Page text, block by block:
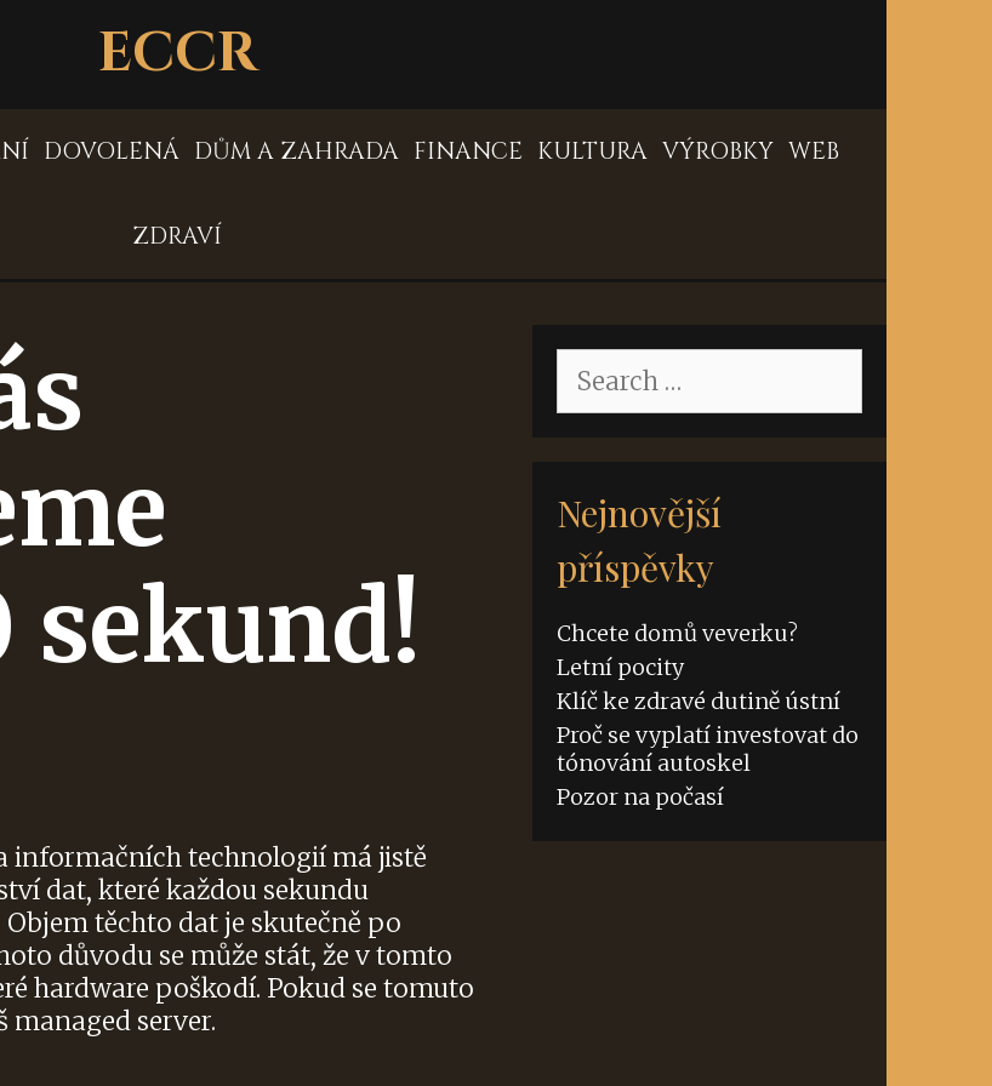
ECCR
DOVOLENÁ DŮM A ZAHRADA FINANCE KULTURA VÝROBKY WEB
ZDRAVÍ
sekund!
informačních technologií má jistě
dat, které každou sekundu
těchto dat je skutečně po
důvodu se může stát, že v tomto
hardware poškodí. Pokud se tomuto
managed server.
for:
Nejnovější
příspěvky
Chcete domů veverku?
Letní pocity
Klíč ke zdravé dutině ústní
Proč se vyplatí investovat do
tónování autoskel
Pozor na počasí